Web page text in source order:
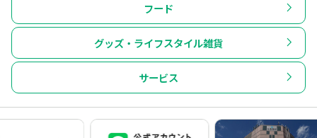
フード
グッズ・ライフスタイル雑貨
サービス